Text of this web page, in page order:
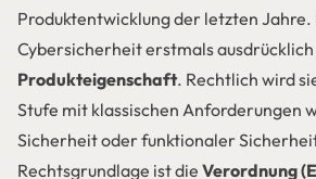
Produktentwicklung der letzten
Cybersicherheit erstmals ausdrücklich
Produkteigenschaft. Rechtlich wird
Stufe mit klassischen Anforderungen
Sicherheit oder funktionaler
Rechtsgrundlage ist die Verordnung